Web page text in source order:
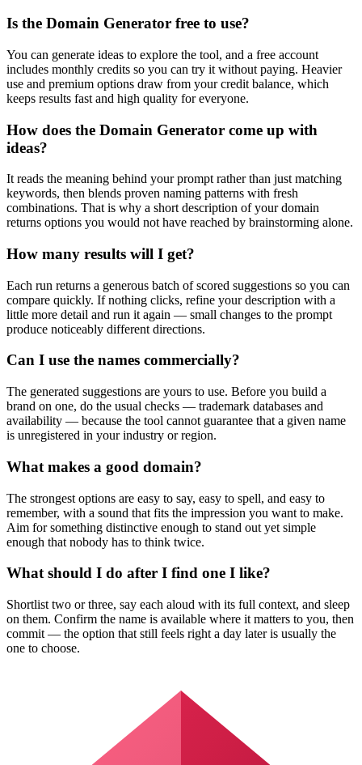
Is the Domain Generator free to use?
You can generate ideas to explore the tool, and a free account
includes monthly credits so you can try it without paying. Heavier
use and premium options draw from your credit balance, which
keeps results fast and high quality for everyone.
How does the Domain Generator come up with
ideas?
It reads the meaning behind your prompt rather than just matching
keywords, then blends proven naming patterns with fresh
combinations. That is why a short description of your domain
returns options you would not have reached by brainstorming alone.
How many results will I get?
Each run returns a generous batch of scored suggestions so you can
compare quickly. If nothing clicks, refine your description with a
little more detail and run it again — small changes to the prompt
produce noticeably different directions.
Can I use the names commercially?
The generated suggestions are yours to use. Before you build a
brand on one, do the usual checks — trademark databases and
availability — because the tool cannot guarantee that a given name
is unregistered in your industry or region.
What makes a good domain?
The strongest options are easy to say, easy to spell, and easy to
remember, with a sound that fits the impression you want to make.
Aim for something distinctive enough to stand out yet simple
enough that nobody has to think twice.
What should I do after I find one I like?
Shortlist two or three, say each aloud with its full context, and sleep
on them. Confirm the name is available where it matters to you, then
commit — the option that still feels right a day later is usually the
one to choose.